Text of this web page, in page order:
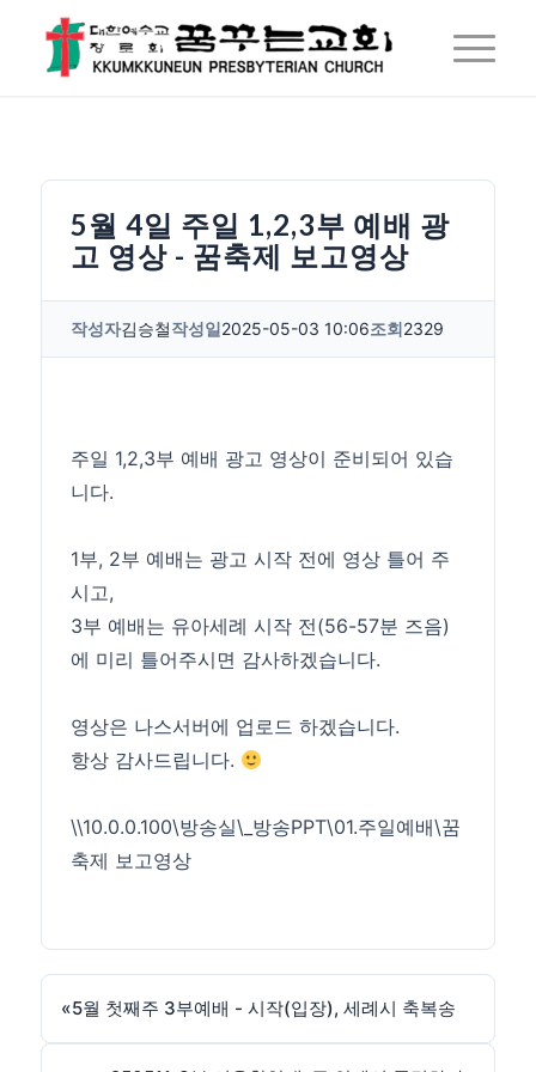
5월 4일 주일 1,2,3부 예배 광
고 영상 - 꿈축제 보고영상
작성자김승철작성일2025-05-03 10:06조회2329
주일 1,2,3부 예배 광고 영상이 준비되어 있습
니다.
1부, 2부 예배는 광고 시작 전에 영상 틀어 주
시고,
3부 예배는 유아세례 시작 전(56-57분 즈음)
에 미리 틀어주시면 감사하겠습니다.
영상은 나스서버에 업로드 하겠습니다.
항상 감사드립니다.
\\10.0.0.100\방송실\_방송PPT\01.주일예배\꿈
축제 보고영상
«5월 첫째주 3부예배 - 시작(입장), 세례시 축복송